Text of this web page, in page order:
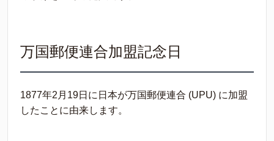
万国郵便連合加盟記念日
1877年2月19日に日本が万国郵便連合 (UPU) に加盟
したことに由来します。